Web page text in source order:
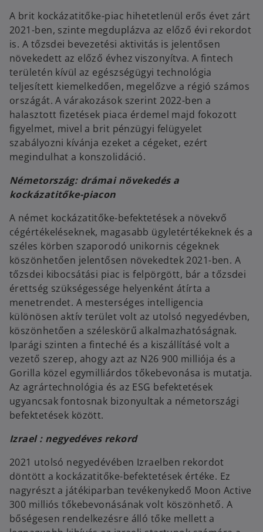
A brit kockázatitőke-piac hihetetlenül erős évet zárt
2021-ben, szinte megduplázva az előző évi rekordot
is. A tőzsdei bevezetési aktivitás is jelentősen
növekedett az előző évhez viszonyítva. A fintech
területén kívül az egészségügyi technológia
teljesített kiemelkedően, megelőzve a régió számos
országát. A várakozások szerint 2022-ben a
halasztott fizetések piaca érdemel majd fokozott
figyelmet, mivel a brit pénzügyi felügyelet
szabályozni kívánja ezeket a cégeket, ezért
megindulhat a konszolidáció.
Németország: drámai növekedés a
kockázatitőke-piacon
A német kockázatitőke-befektetések a növekvő
cégértékeléseknek, magasabb ügyletértékeknek és a
széles körben szaporodó unikornis cégeknek
köszönhetően jelentősen növekedtek 2021-ben. A
tőzsdei kibocsátási piac is felpörgött, bár a tőzsdei
érettség szükségessége helyenként átírta a
menetrendet. A mesterséges intelligencia
különösen aktív terület volt az utolsó negyedévben,
köszönhetően a széleskörű alkalmazhatóságnak.
Iparági szinten a finteché és a kiszállításé volt a
vezető szerep, ahogy azt az N26 900 milliója és a
Gorilla közel egymilliárdos tőkebevonása is mutatja.
Az agrártechnológia és az ESG befektetések
ugyancsak fontosnak bizonyultak a németországi
befektetések között.
Izrael : negyedéves rekord
2021 utolsó negyedévében Izraelben rekordot
döntött a kockázatitőke-befektetések értéke. Ez
nagyrészt a játékiparban tevékenykedő Moon Active
300 milliós tőkebevonásának volt köszönhető. A
bőségesen rendelkezésre álló tőke mellett a